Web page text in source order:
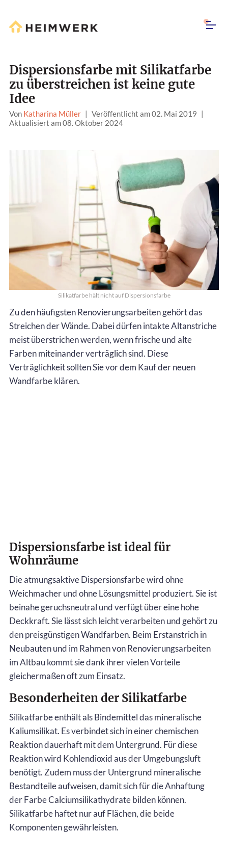
Dispersionsfarbe mit Silikatfarbe
zu überstreichen ist keine gute
Idee
Von Katharina Müller | Veröffentlicht am 02. Mai 2019 |
Aktualisiert am 08. Oktober 2024
Silikatfarbe hält nicht auf Dispersionsfarbe
Zu den häufigsten Renovierungsarbeiten gehört das
Streichen der Wände. Dabei dürfen intakte Altanstriche
meist überstrichen werden, wenn frische und alte
Farben miteinander verträglich sind. Diese
Verträglichkeit sollten Sie vor dem Kauf der neuen
Wandfarbe klären.
Dispersionsfarbe ist ideal für
Wohnräume
Die atmungsaktive Dispersionsfarbe wird ohne
Weichmacher und ohne Lösungsmittel produziert. Sie ist
beinahe geruchsneutral und verfügt über eine hohe
Deckkraft. Sie lässt sich leicht verarbeiten und gehört zu
den preisgünstigen Wandfarben. Beim Erstanstrich in
Neubauten und im Rahmen von Renovierungsarbeiten
im Altbau kommt sie dank ihrer vielen Vorteile
gleichermaßen oft zum Einsatz.
Besonderheiten der Silikatfarbe
Silikatfarbe enthält als Bindemittel das mineralische
Kaliumsilikat. Es verbindet sich in einer chemischen
Reaktion dauerhaft mit dem Untergrund. Für diese
Reaktion wird Kohlendioxid aus der Umgebungsluft
benötigt. Zudem muss der Untergrund mineralische
Bestandteile aufweisen, damit sich für die Anhaftung
der Farbe Calciumsilikathydrate bilden können.
Silikatfarbe haftet nur auf Flächen, die beide
Komponenten gewährleisten.